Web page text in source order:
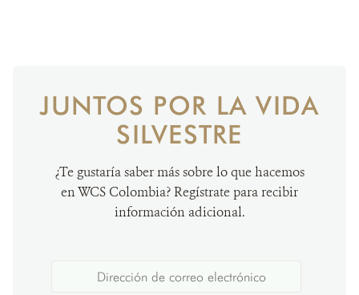
JUNTOS POR LA VIDA
SILVESTRE
¿Te gustaría saber más sobre lo que hacemos
en WCS Colombia? Regístrate para recibir
información adicional.